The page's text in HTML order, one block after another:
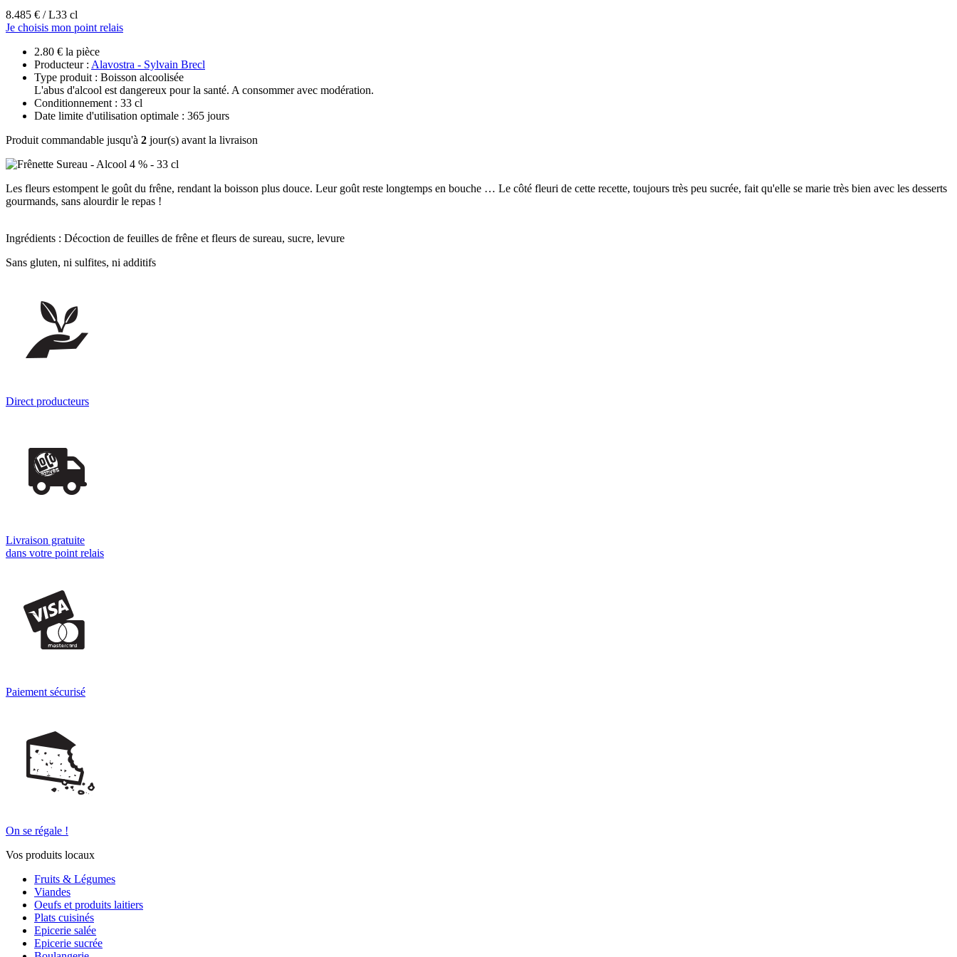
8.485 € / L33 cl
Je choisis mon point relais
2.80 € la pièce
Producteur : Alavostra - Sylvain Brecl
Type produit : Boisson alcoolisée
L'abus d'alcool est dangereux pour la santé. A consommer avec modération.
Conditionnement : 33 cl
Date limite d'utilisation optimale : 365 jours
Produit commandable jusqu'à 2 jour(s) avant la livraison
Les fleurs estompent le goût du frêne, rendant la boisson plus douce. Leur goût reste longtemps en bouche … Le côté fleuri de cette recette, toujours très peu sucrée, fait qu'elle se marie très bien avec les desserts
gourmands, sans alourdir le repas !
Ingrédients : Décoction de feuilles de frêne et fleurs de sureau, sucre, levure
Sans gluten, ni sulfites, ni additifs
Direct producteurs
Livraison gratuite
dans votre point relais
Paiement sécurisé
On se régale !
Vos produits locaux
Fruits & Légumes
Viandes
Oeufs et produits laitiers
Plats cuisinés
Epicerie salée
Epicerie sucrée